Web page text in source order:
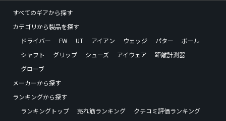
すべてのギアから探す
カテゴリから製品を探す
ドライバー
FW UT アイアン ウェッジ パター
ボール
シャフト
グリップ シューズ アイウェア
距離計測器
グローブ
メーカーから探す
ランキングから探す
ランキングトップ
売れ筋ランキング
クチコミ評価ランキング